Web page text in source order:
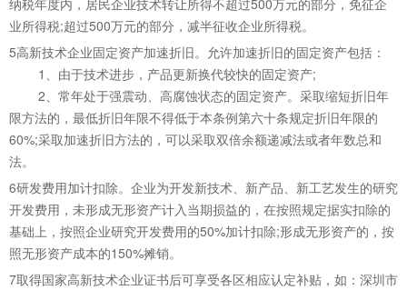
业所得税;超过500万元的部分，减半征收企业所得税。
5高新技术企业固定资产加速折旧。允许加速折旧的固定资产包括：
1、由于技术进步，产品更新换代较快的固定资产;
2、常年处于强震动、高腐蚀状态的固定资产。采取缩短折旧年
限方法的，最低折旧年限不得低于本条例第六十条规定折旧年限的
60%;采取加速折旧方法的，可以采取双倍余额递减法或者年数总和
法。
6研发费用加计扣除。企业为开发新技术、新产品、新工艺发生的研究
开发费用，未形成无形资产计入当期损益的，在按照规定据实扣除的
基础上，按照企业研究开发费用的50%加计扣除;形成无形资产的，按
照无形资产成本的150%摊销。
7取得国家高新技术企业证书后可享受各区相应认定补贴，如：深圳市